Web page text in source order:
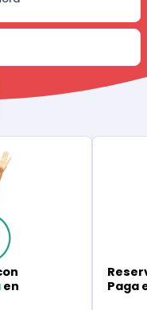
en
Paga